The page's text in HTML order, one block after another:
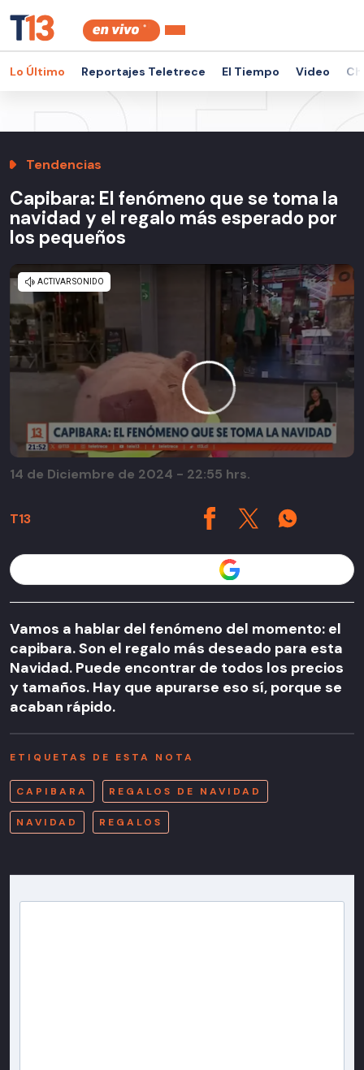
Lo Último Reportajes Teletrece El Tiempo Video
Tendencias
Capibara: El fenómeno que se toma la
navidad y el regalo más esperado por
los pequeños
T13
14 de Diciembre de 2024 - 22:55 hrs.
Vamos a hablar del fenómeno del momento: el
capibara. Son el regalo más deseado para esta
Navidad. Puede encontrar de todos los precios
y tamaños. Hay que apurarse eso sí, porque se
acaban rápido.
ETIQUETAS DE ESTA NOTA
CAPIBARA REGALOS DE NAVIDAD
NAVIDAD REGALOS